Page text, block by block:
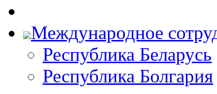
Международное
Республика Беларусь
Республика Болгария